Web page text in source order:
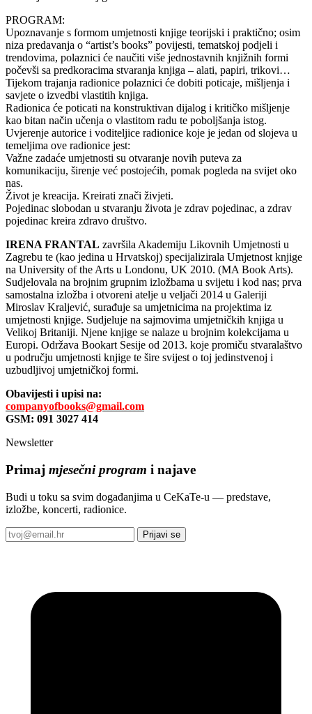
PROGRAM:
Upoznavanje s formom umjetnosti knjige teorijski i praktično; osim
niza predavanja o “artist’s books” povijesti, tematskoj podjeli i
trendovima, polaznici će naučiti više jednostavnih knjižnih formi
počevši sa predkoracima stvaranja knjiga – alati, papiri, trikovi…
Tijekom trajanja radionice polaznici će dobiti poticaje, mišljenja i
savjete o izvedbi vlastitih knjiga.
Radionica će poticati na konstruktivan dijalog i kritičko mišljenje
kao bitan način učenja o vlastitom radu te poboljšanja istog.
Uvjerenje autorice i voditeljice radionice koje je jedan od slojeva u
temeljima ove radionice jest:
Važne zadaće umjetnosti su otvaranje novih puteva za
komunikaciju, širenje već postojećih, pomak pogleda na svijet oko
nas.
Život je kreacija. Kreirati znači živjeti.
Pojedinac slobodan u stvaranju života je zdrav pojedinac, a zdrav
pojedinac kreira zdravo društvo.
IRENA FRANTAL završila Akademiju Likovnih Umjetnosti u
Zagrebu te (kao jedina u Hrvatskoj) specijalizirala Umjetnost knjige
na University of the Arts u Londonu, UK 2010. (MA Book Arts).
Sudjelovala na brojnim grupnim izložbama u svijetu i kod nas; prva
samostalna izložba i otvoreni atelje u veljači 2014 u Galeriji
Miroslav Kraljević, surađuje sa umjetnicima na projektima iz
umjetnosti knjige. Sudjeluje na sajmovima umjetničkih knjiga u
Velikoj Britaniji. Njene knjige se nalaze u brojnim kolekcijama u
Europi. Održava Bookart Sesije od 2013. koje promiču stvaralaštvo
u području umjetnosti knjige te šire svijest o toj jedinstvenoj i
uzbudljivoj umjetničkoj formi.
Obavijesti i upisi na:
companyofbooks@gmail.com
GSM: 091 3027 414
Newsletter
Primaj mjesečni program i najave
Budi u toku sa svim događanjima u CeKaTe-u — predstave,
izložbe, koncerti, radionice.
Prijavi se